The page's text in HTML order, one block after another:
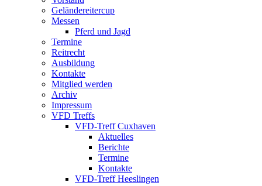
Geländereitercup
Messen
Pferd und Jagd
Termine
Reitrecht
Ausbildung
Kontakte
Mitglied werden
Archiv
Impressum
VFD Treffs
VFD-Treff Cuxhaven
Aktuelles
Berichte
Termine
Kontakte
VFD-Treff Heeslingen